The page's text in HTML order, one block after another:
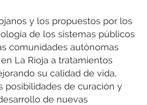
y los propuestos por los
de los sistemas públicos
comunidades autónomas
La Rioja a tratamientos
su calidad de vida,
posibilidades de curación y
de nuevas